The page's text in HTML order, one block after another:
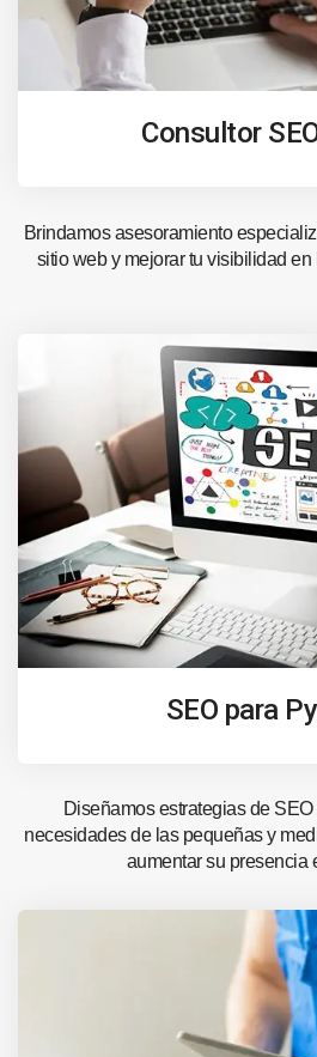
Consultor
Brindamos asesoramiento
sitio web y mejorar tu visibilidad
SEO para
Diseñamos estrategias de
necesidades de las pequeñas y
aumentar su presencia